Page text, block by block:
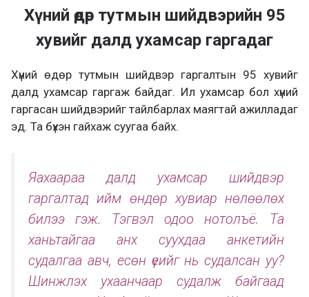
Хүний өдөр тутмын шийдвэрийн 95
хувийг далд ухамсар гаргадаг
Хүний өдөр тутмын шийдвэр гаргалтын 95 хувийг
далд ухамсар гаргаж байдаг. Ил ухамсар бол хүний
гаргасан шийдвэрийг тайлбарлах маягтай ажилладаг
эд. Та бүхэн гайхаж суугаа байх.
Яахаараа далд ухамсар шийдвэр
гаргалтад ийм өндөр хувиар нөлөөлөх
билээ гэж. Тэгвэл одоо нотолъё. Та
ханьтайгаа анх суухдаа анкетийн
судалгаа авч, есөн үеийг нь судалсан уу?
Шинжлэх ухаанчаар судалж байгаад